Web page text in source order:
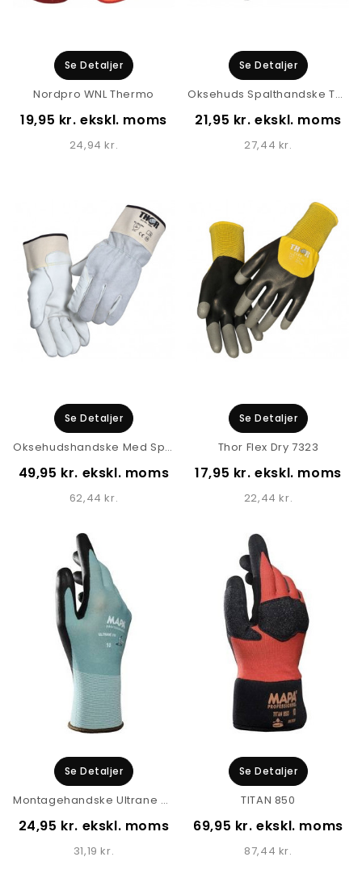
Se Detaljer
Nordpro WNL Thermo
19,95 kr. ekskl. moms
24,94 kr.
Se Detaljer
Oksehuds Spalthandske Thor 2377
21,95 kr. ekskl. moms
27,44 kr.
Se Detaljer
Oksehudshandske Med Spaltoverhånd Thor 2280
49,95 kr. ekskl. moms
62,44 kr.
Se Detaljer
Thor Flex Dry 7323
17,95 kr. ekskl. moms
22,44 kr.
Se Detaljer
Montagehandske Ultrane 510, Stærk...
24,95 kr. ekskl. moms
31,19 kr.
Se Detaljer
TITAN 850
69,95 kr. ekskl. moms
87,44 kr.